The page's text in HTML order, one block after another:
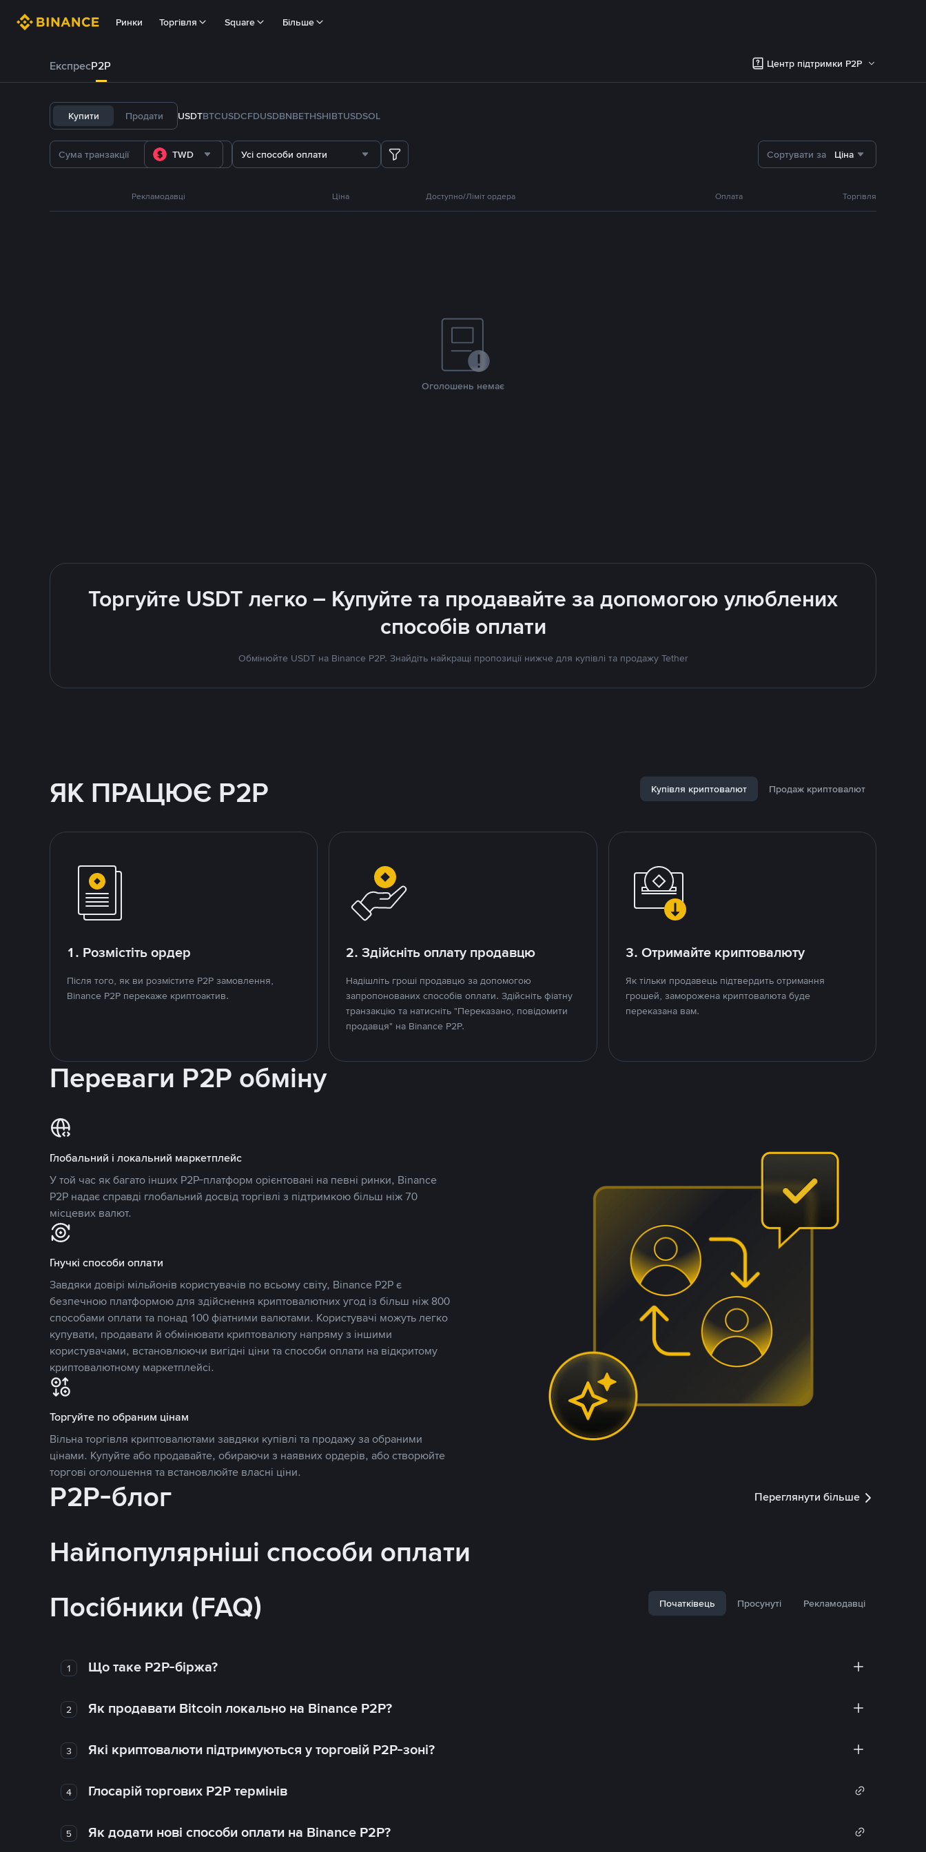
Ринки Торгівля Square Більше
ЕкспресP2P Центр підтримки P2P
Купити Продати USDTBTCUSDCFDUSDBNBETHSHIBTUSDSOL
TWD Усі способи оплати Сортувати за Ціна
Рекламодавці Ціна Доступно/Ліміт ордера Оплата Торгівля
Оголошень немає
Торгуйте USDT легко – Купуйте та продавайте за допомогою улюблених
способів оплати
Обмінюйте USDT на Binance P2P. Знайдіть найкращі пропозиції нижче для купівлі та продажу Tether
ЯК ПРАЦЮЄ P2P Купівля криптовалют Продаж криптовалют
1. Розмістіть ордер
Після того, як ви розмістите P2P замовлення,
Binance P2P перекаже криптоактив.
2. Здійсніть оплату продавцю
Надішліть гроші продавцю за допомогою
запропонованих способів оплати. Здійсніть фіатну
транзакцію та натисніть "Переказано, повідомити
продавця" на Binance P2P.
3. Отримайте криптовалюту
Як тільки продавець підтвердить отримання
грошей, заморожена криптовалюта буде
переказана вам.
Переваги P2P обміну
Глобальний і локальний маркетплейс
У той час як багато інших P2P-платформ орієнтовані на певні ринки, Binance
P2P надає справді глобальний досвід торгівлі з підтримкою більш ніж 70
місцевих валют.
Гнучкі способи оплати
Завдяки довірі мільйонів користувачів по всьому світу, Binance P2P є
безпечною платформою для здійснення криптовалютних угод із більш ніж 800
способами оплати та понад 100 фіатними валютами. Користувачі можуть легко
купувати, продавати й обмінювати криптовалюту напряму з іншими
користувачами, встановлюючи вигідні ціни та способи оплати на відкритому
криптовалютному маркетплейсі.
Торгуйте по обраним цінам
Вільна торгівля криптовалютами завдяки купівлі та продажу за обраними
цінами. Купуйте або продавайте, обираючи з наявних ордерів, або створюйте
торгові оголошення та встановлюйте власні ціни.
P2P-блог Переглянути більше
Найпопулярніші способи оплати
Посібники (FAQ)
Початківець Просунуті Рекламодавці
1 Що таке P2P-біржа?
2 Як продавати Bitcoin локально на Binance P2P?
3 Які криптовалюти підтримуються у торговій P2P-зоні?
4 Глосарій торгових P2P термінів
5 Як додати нові способи оплати на Binance P2P?